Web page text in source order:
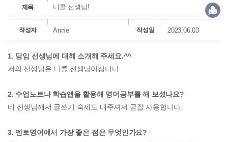
제목 니콜 선생님!
작성자 Annie 작성일 2023.06.03
1. 담임 선생님에 대해 소개해 주세요.^^
저의 선생님은 니콜 선생님이십니다.
2. 수업노트나 학습앱을 활용해 영어공부를 해 보셨나요?
네 선생님께서 글쓰기 숙제도 내주셔서 곧잘 사용합니다.
3. 엔토영어에서 가장 좋은 점은 무엇인가요?